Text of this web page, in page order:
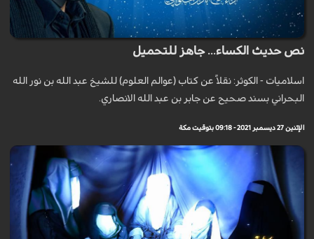
نص حديث الكساء... جاهز للتحميل
اسلاميات - الكوثر: نقلاً عن كتاب (عوالم العلوم) للشيخ عبد الله بن نور الله
البحراني بسند صحيح عن جابر بن عبد الله الانصاري.
الإثنين 27 ديسمبر 2021 - 09:18 بتوقيت مكة